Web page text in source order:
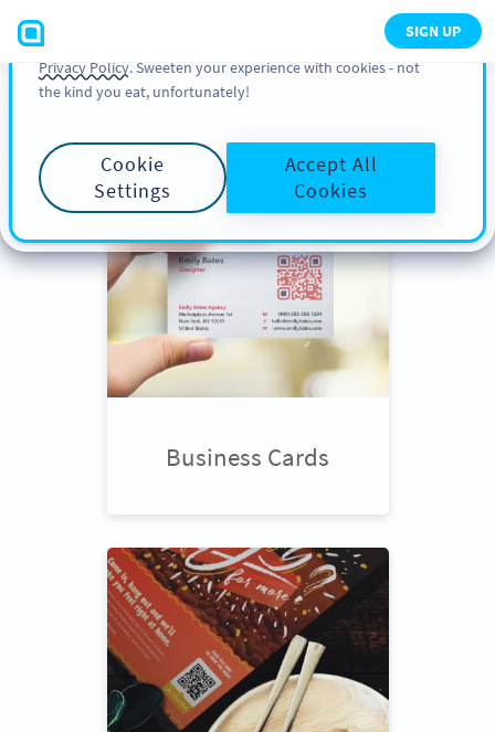
SIGN UP
Scroll down
to see QR Code use
cases
Business Cards
You can also find more information about cookies, our
analytic activities and your rights in our
Cookie Policyand
Privacy Policy. Sweeten your experience with cookies - not
the kind you eat, unfortunately!
Cookie
Settings
Accept All
Cookies